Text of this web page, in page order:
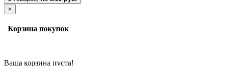
×
Корзина покупок
Ваша корзина пуста!